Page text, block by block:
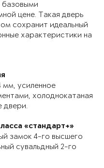
базовыми
цене. Такая дверь
сохранит идеальный
характеристики на
мм, усиленное
холоднокатаная
двери.
«стандарт+»
замок 4-го высшего
сувальдный 2-го